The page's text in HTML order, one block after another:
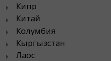
Кипр
Китай
Колумбия
Кыргызстан
Лаос